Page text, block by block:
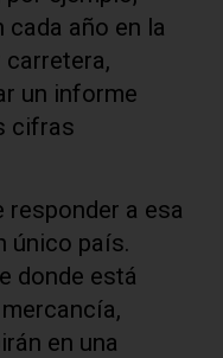
año en la
un informe
cifras
responder a esa
único país.
donde está
en una